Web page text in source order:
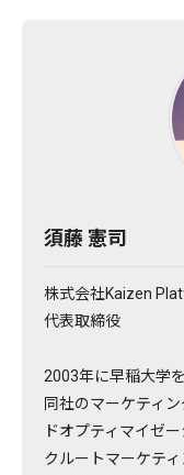
須藤 憲司
株式会社Kaizen
代表取締役
2003年に早稲大学
同社のマーケティ
ドオプティマイゼ
クルートマーケテ